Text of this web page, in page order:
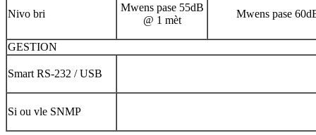
Nivo bri
Mwens pase 55dB
@ 1 mèt
Mwens pase
GESTION
Smart RS-232 / USB
Si ou vle SNMP